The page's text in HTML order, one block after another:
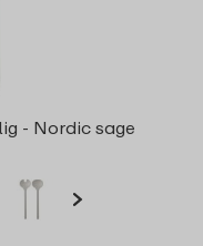
- Nordic sage